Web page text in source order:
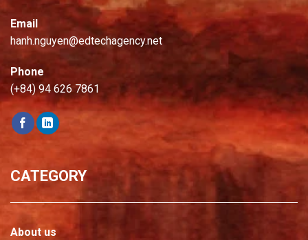
Email
hanh.nguyen@edtechagency.net
Phone
(+84) 94 626 7861
CATEGORY
About us